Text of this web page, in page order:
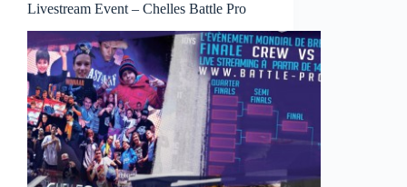
Livestream Event – Chelles Battle Pro